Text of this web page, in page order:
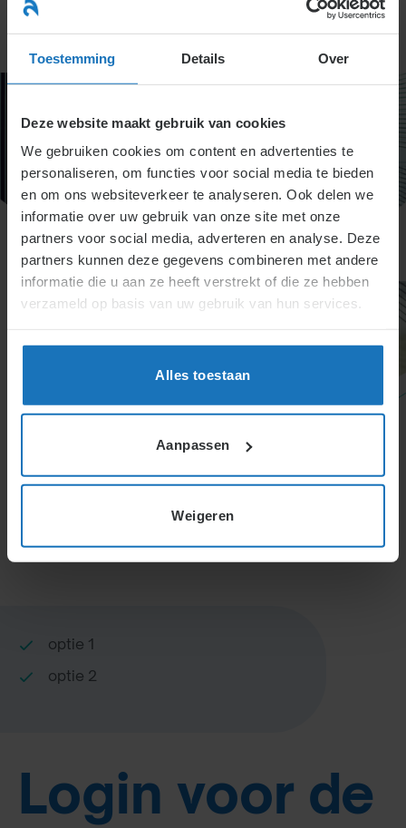
Toestemming Details Over
Deze website maakt gebruik van cookies
We gebruiken cookies om content en advertenties te
personaliseren, om functies voor social media te bieden
en om ons websiteverkeer te analyseren. Ook delen we
informatie over uw gebruik van onze site met onze
partners voor social media, adverteren en analyse. Deze
partners kunnen deze gegevens combineren met andere
informatie die u aan ze heeft verstrekt of die ze hebben
verzameld op basis van uw gebruik van hun services.
Alles toestaan
Aanpassen
Weigeren
naar
inhoud
Specialisten Informatie
optie 1
optie 2
Login voor de